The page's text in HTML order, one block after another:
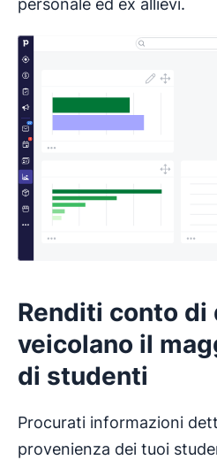
personale ed ex allievi.
Renditi conto di
veicolano il
di studenti
Procurati informazioni
provenienza dei tuoi